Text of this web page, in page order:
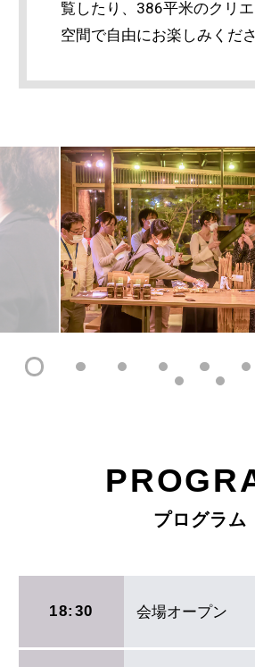
覧したり、386平米のクリ
空間で自由にお楽しみくださ
プログラム
18:30 会場オープン